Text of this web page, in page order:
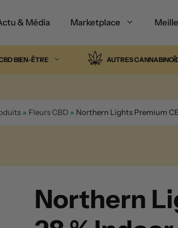
& Média Marketplace
BIEN-ÊTRE AUTRES
» Fleurs CBD» Northern Lights Premium
Northern